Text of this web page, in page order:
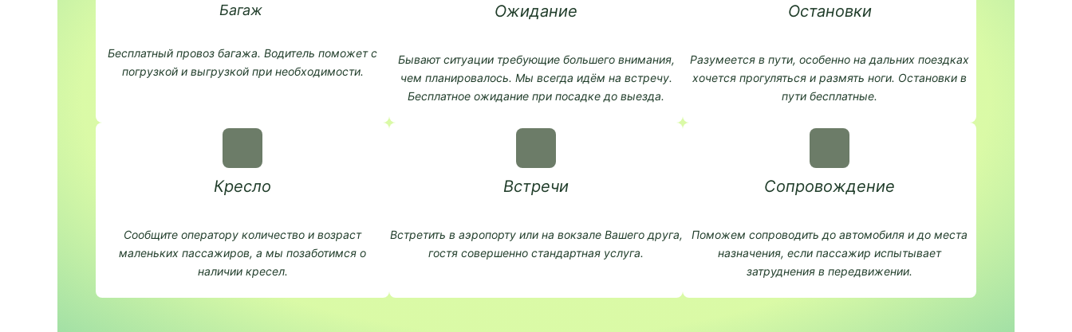
Багаж
Бесплатный провоз багажа. Водитель поможет с
погрузкой и выгрузкой при необходимости.
Ожидание
Бывают ситуации требующие большего внимания,
чем планировалось. Мы всегда идём на встречу.
Бесплатное ожидание при посадке до выезда.
Остановки
Разумеется в пути, особенно на дальних поездках
хочется прогуляться и размять ноги. Остановки в
пути бесплатные.
Кресло
Сообщите оператору количество и возраст
маленьких пассажиров, а мы позаботимся о
наличии кресел.
Встречи
Встретить в аэропорту или на вокзале Вашего друга,
гостя совершенно стандартная услуга.
Сопровождение
Поможем сопроводить до автомобиля и до места
назначения, если пассажир испытывает
затруднения в передвижении.